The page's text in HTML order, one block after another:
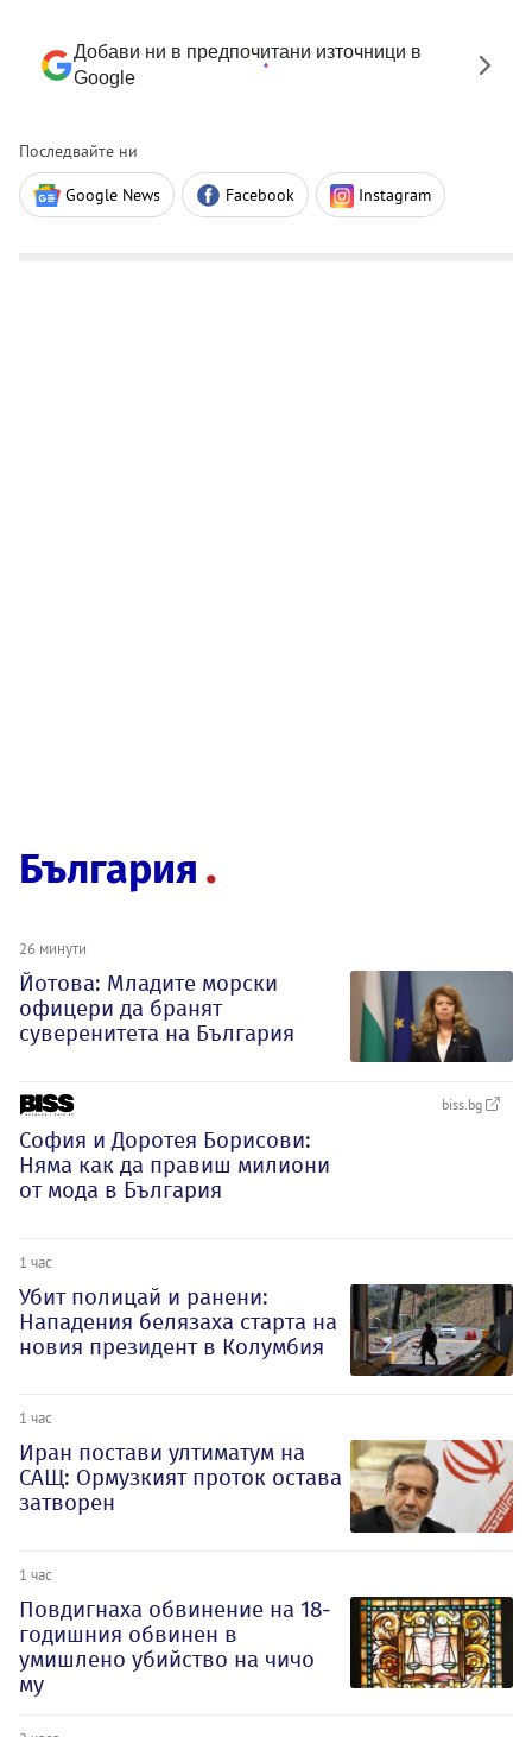
Добави ни в предпочитани източници в
Google
Последвайте ни
Google News Facebook Instagram
България
26 минути
Йотова: Младите морски
офицери да бранят
суверенитета на България
biss.bg
София и Доротея Борисови:
Няма как да правиш милиони
от мода в България
1 час
Убит полицай и ранени:
Нападения белязаха старта на
новия президент в Колумбия
1 час
Иран постави ултиматум на
САЩ: Ормузкият проток остава
затворен
1 час
Повдигнаха обвинение на 18-
годишния обвинен в
умишлено убийство на чичо
му